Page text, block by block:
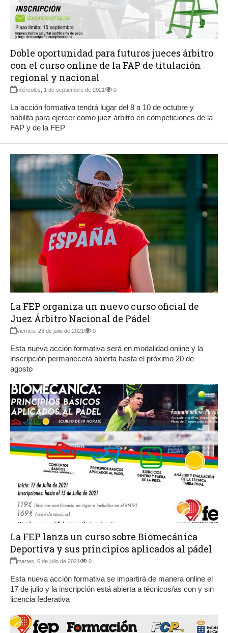
Doble oportunidad para futuros jueces árbitro
con el curso online de la FAP de titulación
regional y nacional
miércoles, 1 de septiembre de 2021 0
La acción formativa tendrá lugar del 8 a 10 de octubre y
habilita para ejercer como juez árbitro en competiciones de la
FAP y de la FEP
La FEP organiza un nuevo curso oficial de
Juez Árbitro Nacional de Pádel
viernes, 23 de julio de 2021 0
Esta nueva acción formativa será en modalidad online y la
inscripción permanecerá abierta hasta el próximo 20 de
agosto
La FEP lanza un curso sobre Biomecánica
Deportiva y sus principios aplicados al pádel
martes, 6 de julio de 2021 0
Esta nueva acción formativa se impartirá de manera online el
17 de julio y la inscripción está abierta a técnicos/as con y sin
licencia federativa